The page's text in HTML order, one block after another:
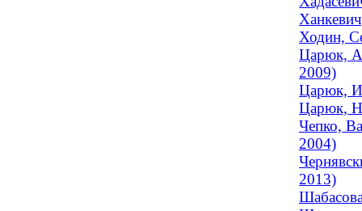
Ходин,
Царюк,
2009)
Царюк,
Царюк,
Чепко,
2004)
2013)